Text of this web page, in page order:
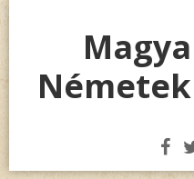
Megszakítás